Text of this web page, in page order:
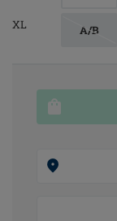
XL A/B